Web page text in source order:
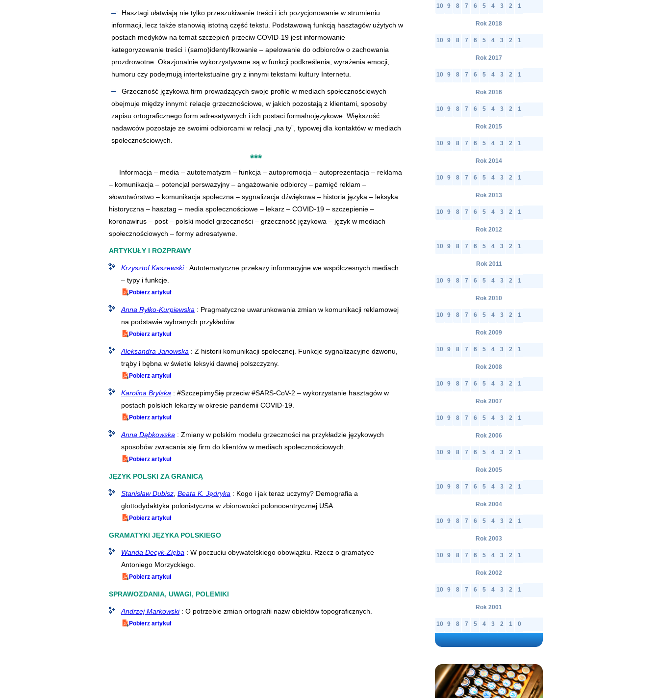
Hasztagi ułatwiają nie tylko przeszukiwanie treści i ich pozycjonowanie w strumieniu
informacji, lecz także stanowią istotną część tekstu. Podstawową funkcją hasztagów użytych w
postach medyków na temat szczepień przeciw COVID-19 jest informowanie –
kategoryzowanie treści i (samo)identyfikowanie – apelowanie do odbiorców o zachowania
prozdrowotne. Okazjonalnie wykorzystywane są w funkcji podkreślenia, wyrażenia emocji,
humoru czy podejmują intertekstualne gry z innymi tekstami kultury Internetu.
Grzeczność językowa firm prowadzących swoje profile w mediach społecznościowych
obejmuje między innymi: relacje grzecznościowe, w jakich pozostają z klientami, sposoby
zapisu ortograficznego form adresatywnych i ich postaci formalnojęzykowe. Większość
nadawców pozostaje ze swoimi odbiorcami w relacji „na ty”, typowej dla kontaktów w mediach
społecznościowych.
***
Informacja – media – autotematyzm – funkcja – autopromocja – autoprezentacja – reklama
– komunikacja – potencjał perswazyjny – angażowanie odbiorcy – pamięć reklam –
słowotwórstwo – komunikacja społeczna – sygnalizacja dźwiękowa – historia języka – leksyka
historyczna – hasztag – media społecznościowe – lekarz – COVID-19 – szczepienie –
koronawirus – post – polski model grzeczności – grzeczność językowa – język w mediach
społecznościowych – formy adresatywne.
ARTYKUŁY I ROZPRAWY
Krzysztof Kaszewski: Autotematyczne przekazy informacyjne we współczesnych mediach
– typy i funkcje.
Pobierz artykuł
Anna Ryłko-Kurpiewska : Pragmatyczne uwarunkowania zmian w komunikacji reklamowej
na podstawie wybranych przykładów.
Pobierz artykuł
Aleksandra Janowska : Z historii komunikacji społecznej. Funkcje sygnalizacyjne dzwonu,
trąby i bębna w świetle leksyki dawnej polszczyzny.
Pobierz artykuł
Karolina Brylska : #SzczepimySię przeciw #SARS-CoV-2 – wykorzystanie hasztagów w
postach polskich lekarzy w okresie pandemii COVID-19.
Pobierz artykuł
Anna Dąbkowska : Zmiany w polskim modelu grzeczności na przykładzie językowych
sposobów zwracania się firm do klientów w mediach społecznościowych.
Pobierz artykuł
JĘZYK POLSKI ZA GRANICĄ
Stanisław Dubisz Beata K. Jędryka : Kogo i jak teraz uczymy? Demografia a
glottodydaktyka polonistyczna w zbiorowości polonocentrycznej USA.
Pobierz artykuł
GRAMATYKI JĘZYKA POLSKIEGO
Wanda Decyk-Zięba : W poczuciu obywatelskiego obowiązku. Rzecz o gramatyce
Antoniego Morzyckiego.
Pobierz artykuł
SPRAWOZDANIA, UWAGI, POLEMIKI
Andrzej Markowski: O potrzebie zmian ortografii nazw obiektów topograficznych.
Pobierz artykuł
10 9 8 7 6 5 4 3 2 1
Rok 2018
10 9 8 7 6 5 4 3 2 1
Rok 2017
10 9 8 7 6 5 4 3 2 1
Rok 2016
10 9 8 7 6 5 4 3 2 1
Rok 2015
10 9 8 7 6 5 4 3 2 1
Rok 2014
10 9 8 7 6 5 4 3 2 1
Rok 2013
10 9 8 7 6 5 4 3 2 1
Rok 2012
10 9 8 7 6 5 4 3 2 1
Rok 2011
10 9 8 7 6 5 4 3 2 1
Rok 2010
10 9 8 7 6 5 4 3 2 1
Rok 2009
10 9 8 7 6 5 4 3 2 1
Rok 2008
10 9 8 7 6 5 4 3 2 1
Rok 2007
10 9 8 7 6 5 4 3 2 1
Rok 2006
10 9 8 7 6 5 4 3 2 1
Rok 2005
10 9 8 7 6 5 4 3 2 1
Rok 2004
10 9 8 7 6 5 4 3 2 1
Rok 2003
10 9 8 7 6 5 4 3 2 1
Rok 2002
10 9 8 7 6 5 4 3 2 1
Rok 2001
10 9 8 7 5 4 3 2 1 0